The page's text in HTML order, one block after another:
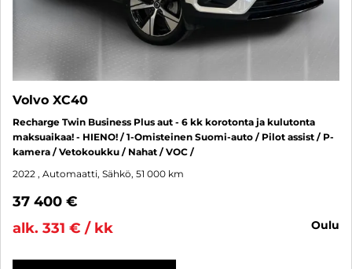
Volvo XC40
Recharge Twin Business Plus aut - 6 kk korotonta ja kulutonta
maksuaikaa! - HIENO! / 1-Omisteinen Suomi-auto / Pilot assist / P-
kamera / Vetokoukku / Nahat / VOC /
2022 , Automaatti, Sähkö, 51 000 km
37 400 €
alk. 331 € / kk
oulu